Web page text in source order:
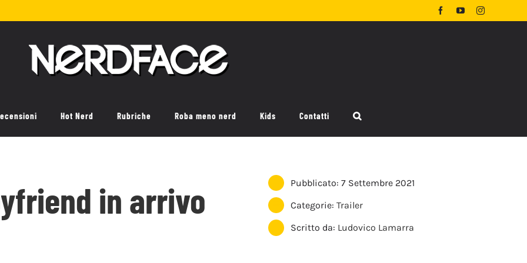
FacebookYouTubeInstagram
Hot Nerd Rubriche Roba meno nerd Kids Contatti
in arrivo
Pubblicato: 7 Settembre 2021
Categorie:Trailer
Scritto da: Ludovico Lamarra